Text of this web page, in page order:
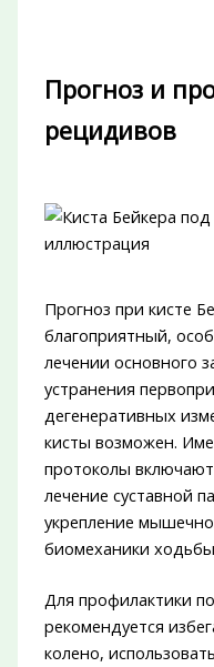
Прогноз и
рецидивов
Прогноз при кисте
благоприятный,
лечении основного
устранения
дегенеративных
кисты возможен.
протоколы
лечение суставной
укрепление
биомеханики
Для профилактики
рекомендуется
колено,